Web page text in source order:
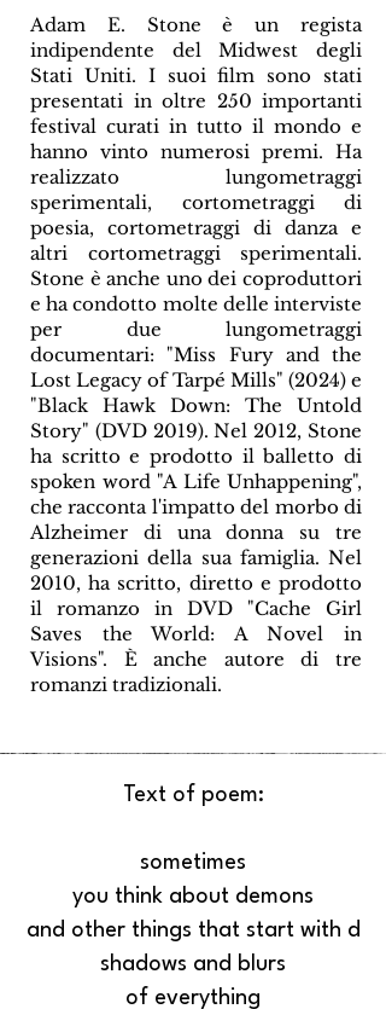
Adam E. Stone è un regista
indipendente del Midwest degli
Stati Uniti. I suoi film sono stati
presentati in oltre 250 importanti
festival curati in tutto il mondo e
hanno vinto numerosi premi. Ha
realizzato lungometraggi
sperimentali, cortometraggi di
poesia, cortometraggi di danza e
altri cortometraggi sperimentali.
Stone è anche uno dei coproduttori
e ha condotto molte delle interviste
per due lungometraggi
documentari: "Miss Fury and the
Lost Legacy of Tarpé Mills" (2024) e
"Black Hawk Down: The Untold
Story" (DVD 2019). Nel 2012, Stone
ha scritto e prodotto il balletto di
spoken word "A Life Unhappening",
che racconta l'impatto del morbo di
Alzheimer di una donna su tre
generazioni della sua famiglia. Nel
2010, ha scritto, diretto e prodotto
il romanzo in DVD "Cache Girl
Saves the World: A Novel in
Visions". È anche autore di tre
romanzi tradizionali.
Text of poem:
sometimes
you think about demons
and other things that start with d
shadows and blurs
of everything